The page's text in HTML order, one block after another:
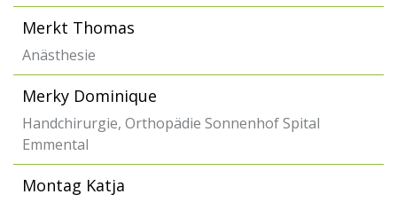
Merkt Thomas
Anästhesie
Merky Dominique
Handchirurgie, Orthopädie Sonnenhof Spital
Emmental
Montag Katja